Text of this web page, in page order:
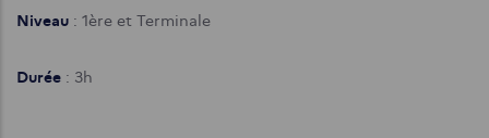
Niveau : 1ère et Terminale
Durée : 3h